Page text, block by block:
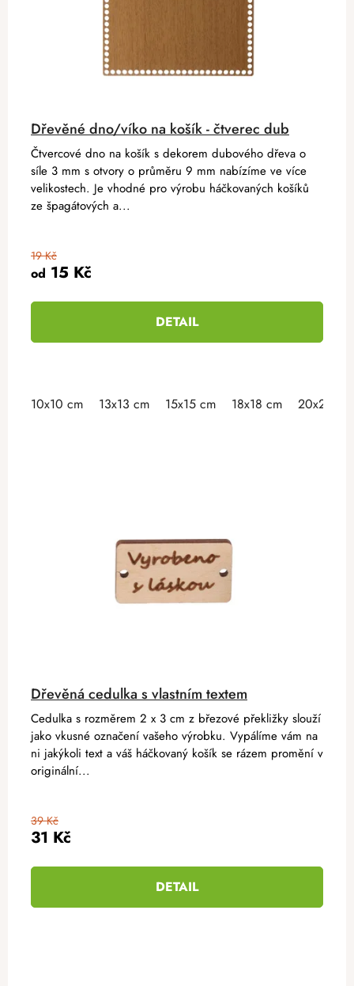
Dřevěné dno/víko na košík - čtverec dub
od 15 Kč
19 Kč
DETAIL
Čtvercové dno na košík s dekorem dubového dřeva o
síle 3 mm s otvory o průměru 9 mm nabízíme ve více
velikostech. Je vhodné pro výrobu háčkovaných košíků
ze špagátových a...
10x10 cm 13x13 cm 15x15 cm 18x18 cm 20x20 cm
Dřevěná cedulka s vlastním textem
31 Kč
39 Kč
DETAIL
Cedulka s rozměrem 2 x 3 cm z březové překližky slouží
jako vkusné označení vašeho výrobku. Vypálíme vám na
ni jakýkoli text a váš háčkovaný košík se rázem promění v
originální...